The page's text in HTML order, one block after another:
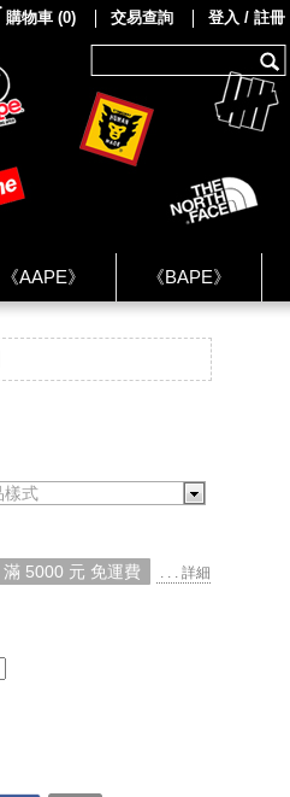
《AAPE》 《BAPE》
★
購物車 (0) 交易查詢 登入 / 註冊
樣式
滿 5000 元 免運費
. . . 詳細